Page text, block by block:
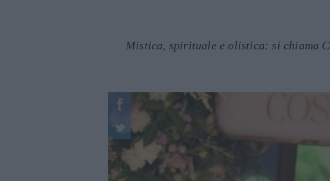
Mistica, spirituale e olistica: si chiama